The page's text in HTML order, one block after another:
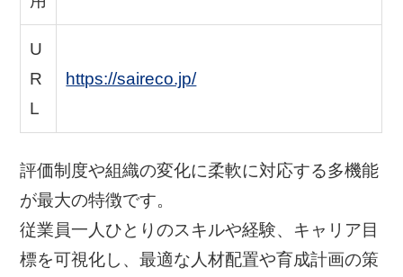
U
R
L
https://saireco.jp/
評価制度や組織の変化に柔軟に対応する多機能
が最大の特徴です。
従業員一人ひとりのスキルや経験、キャリア目
標を可視化し、最適な人材配置や育成計画の策